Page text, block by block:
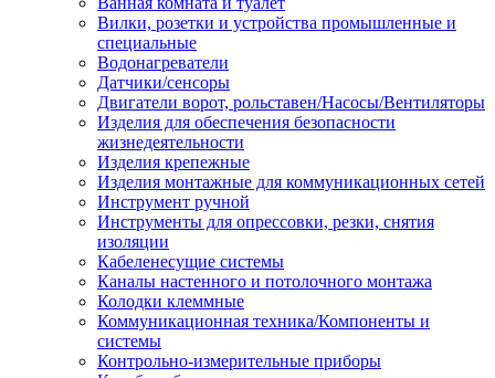
Вилки, розетки и устройства промышленные и
специальные
Водонагреватели
Датчики/сенсоры
Двигатели ворот, рольставен/Насосы/Вентиляторы
Изделия для обеспечения безопасности
жизнедеятельности
Изделия крепежные
Изделия монтажные для коммуникационных сетей
Инструмент ручной
Инструменты для опрессовки, резки, снятия
изоляции
Кабеленесущие системы
Каналы настенного и потолочного монтажа
Колодки клеммные
Коммуникационная техника/Компоненты и
системы
Контрольно-измерительные приборы